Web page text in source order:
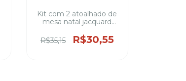
Kit com 2 atoalhado de
mesa natal jacquard
largura 100% poliéster
4,6 e 8 cadeiras (varias
R$35,15 R$30,55